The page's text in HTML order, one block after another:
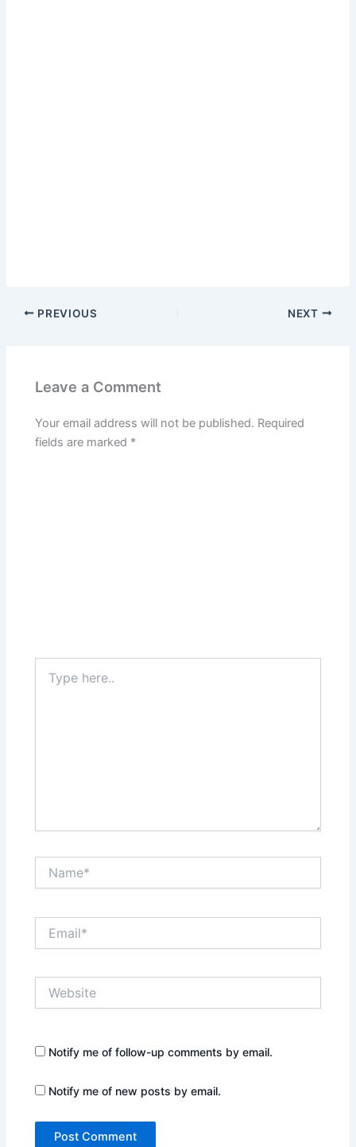
PREVIOUS NEXT
Leave a Comment
Your email address will not be published. Required
fields are marked *
here..
Notify me of follow-up comments by email.
Notify me of new posts by email.